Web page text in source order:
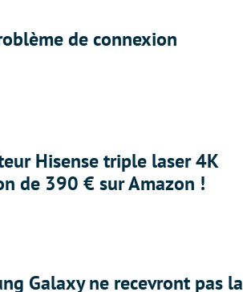
de connexion
Hisense triple laser 4K
de 390 € sur Amazon !
Galaxy ne recevront pas la